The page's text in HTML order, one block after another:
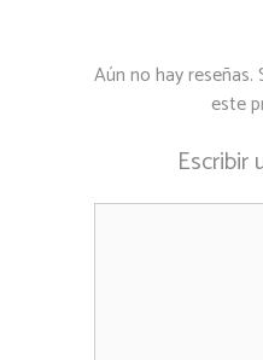
Aún no hay
este
Escribir